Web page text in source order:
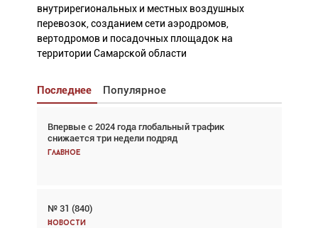
внутрирегиональных и местных воздушных
перевозок, созданием сети аэродромов,
вертодромов и посадочных площадок на
территории Самарской области
Последнее Популярное
Впервые с 2024 года глобальный трафик
снижается три недели подряд
Главное
№ 31 (840)
Новости
Взгляд с высоты: тандем вертолётов и БПЛА в
спасательных операциях
Главное
Авиационный фотограф Дэйв Кох: «Фотография
говорит сама за себя... а ИИ всё портит»